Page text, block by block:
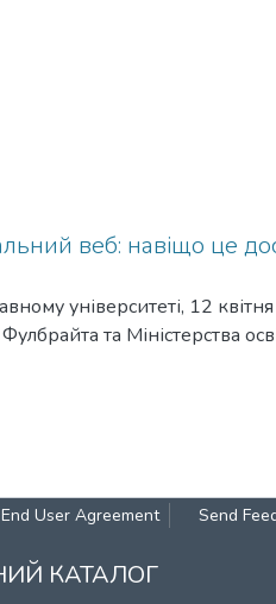
та
веб: навіщо це
університеті, 12
та Міністерства
End User Agreement Send
КАТАЛОГ